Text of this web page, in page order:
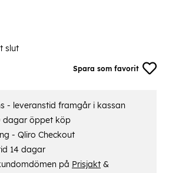
Spara som favorit
slut
- leveranstid framgår i kassan
dagar öppet köp
- Qliro Checkout
14 dagar
på Prisjakt &